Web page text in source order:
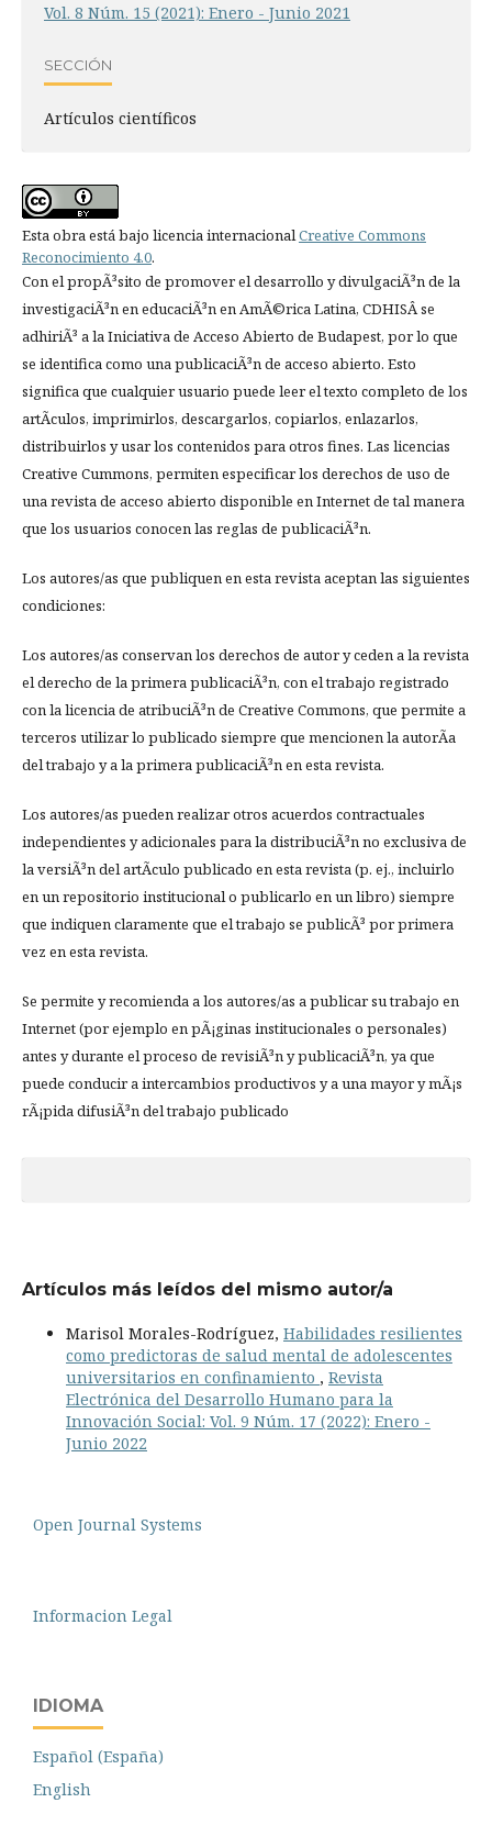
Vol. 8 Núm. 15 (2021): Enero - Junio 2021
SECCIÓN
Artí­culos científicos
Esta obra está bajo licencia internacionalCreative Commons
Reconocimiento 4.0.
Con el propÃ³sito de promover el desarrollo y divulgaciÃ³n de la
investigaciÃ³n en educaciÃ³n en AmÃ©rica Latina, CDHISÂ se
adhiriÃ³ a la Iniciativa de Acceso Abierto de Budapest, por lo que
se identifica como una publicaciÃ³n de acceso abierto. Esto
significa que cualquier usuario puede leer el texto completo de los
artÃ­culos, imprimirlos, descargarlos, copiarlos, enlazarlos,
distribuirlos y usar los contenidos para otros fines. Las licencias
Creative Cummons, permiten especificar los derechos de uso de
una revista de acceso abierto disponible en Internet de tal manera
que los usuarios conocen las reglas de publicaciÃ³n.
Los autores/as que publiquen en esta revista aceptan las siguientes
condiciones:
Los autores/as conservan los derechos de autor y ceden a la revista
el derecho de la primera publicaciÃ³n, con el trabajo registrado
con la licencia de atribuciÃ³n de Creative Commons, que permite a
terceros utilizar lo publicado siempre que mencionen la autorÃ­a
del trabajo y a la primera publicaciÃ³n en esta revista.
Los autores/as pueden realizar otros acuerdos contractuales
independientes y adicionales para la distribuciÃ³n no exclusiva de
la versiÃ³n del artÃ­culo publicado en esta revista (p. ej., incluirlo
en un repositorio institucional o publicarlo en un libro) siempre
que indiquen claramente que el trabajo se publicÃ³ por primera
vez en esta revista.
Se permite y recomienda a los autores/as a publicar su trabajo en
Internet (por ejemplo en pÃ¡ginas institucionales o personales)
antes y durante el proceso de revisiÃ³n y publicaciÃ³n, ya que
puede conducir a intercambios productivos y a una mayor y mÃ¡s
rÃ¡pida difusiÃ³n del trabajo publicado
Artículos más leídos del mismo autor/a
Marisol Morales-Rodríguez, Habilidades resilientes
como predictoras de salud mental de adolescentes
universitarios en confinamiento , Revista
Electrónica del Desarrollo Humano para la
Innovación Social: Vol. 9 Núm. 17 (2022): Enero -
Junio 2022
Open Journal Systems
Informacion Legal
IDIOMA
Español (España)
English